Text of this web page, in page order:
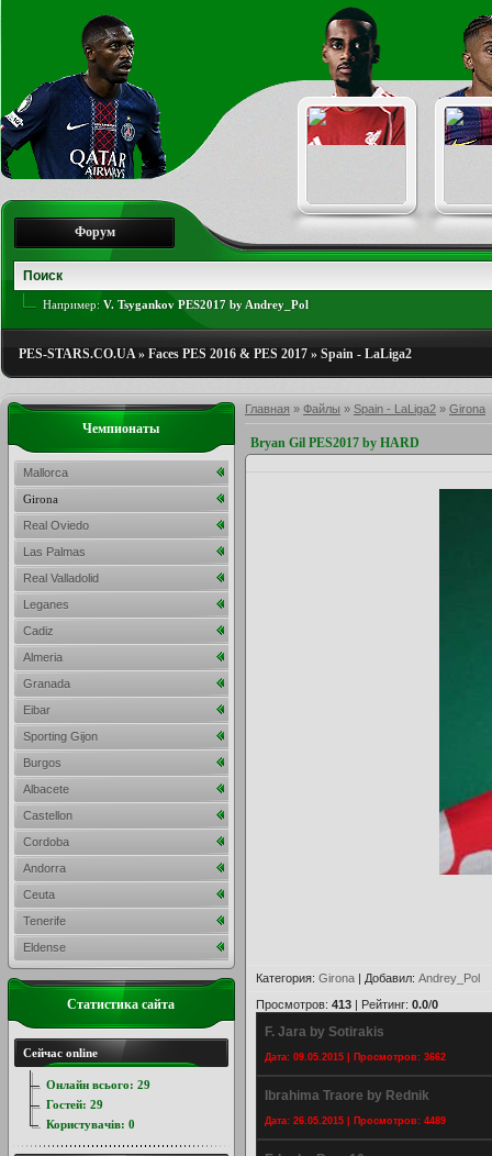
Форум
Например: V. Tsygankov PES2017 by Andrey_Pol
PES-STARS.CO.UA» Faces PES 2016 & PES 2017 » Spain - LaLiga2
Главная » Файлы » Spain - LaLiga2 » Girona
Bryan Gil PES2017 by HARD
Категория: Girona | Добавил: Andrey_Pol
Просмотров: 413 | Рейтинг: 0.0/0
F. Jara by Sotirakis
Дата: 09.05.2015 | Просмотров: 3662
Ibrahima Traore by Rednik
Дата: 26.05.2015 | Просмотров: 4489
Чемпионаты
Mallorca
Girona
Real Oviedo
Las Palmas
Real Valladolid
Leganes
Cadiz
Almeria
Granada
Eibar
Sporting Gijon
Burgos
Albacete
Castellon
Cordoba
Andorra
Ceuta
Tenerife
Eldense
Статистика сайта
Сейчас online
Онлайн всього: 29
Гостей: 29
Користувачів: 0